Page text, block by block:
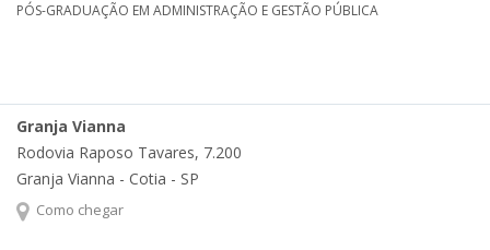
PÓS-GRADUAÇÃO EM ADMINISTRAÇÃO E GESTÃO PÚBLICA
Granja Vianna
Rodovia Raposo Tavares, 7.200
Granja Vianna - Cotia - SP
Como chegar